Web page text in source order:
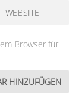
Browser für